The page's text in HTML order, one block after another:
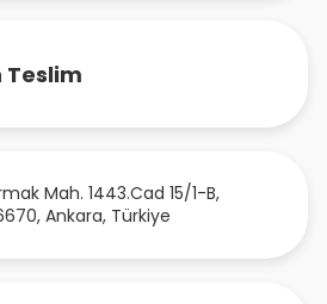
Teslim
Mah. 1443.Cad 15/1-B,
, Ankara, Türkiye